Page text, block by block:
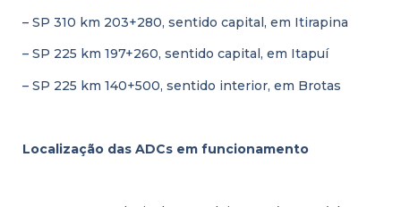
– SP 310 km 203+280, sentido capital, em Itirapina
– SP 225 km 197+260, sentido capital, em Itapuí
– SP 225 km 140+500, sentido interior, em Brotas
Localização das ADCs em funcionamento